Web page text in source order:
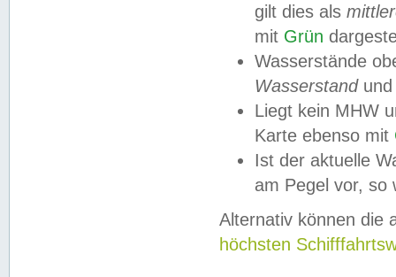
gilt dies als
mit Grün
Wasserstände
Wasserstandund
Liegt kein MHW
Karte ebenso mit
Ist der aktuelle
am Pegel vor,
Alternativ können die
höchsten